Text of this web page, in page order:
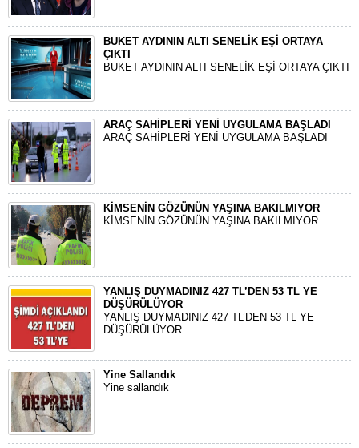
BUKET AYDININ ALTI SENELİK EŞİ ORTAYA
ÇIKTI
BUKET AYDININ ALTI SENELİK EŞİ ORTAYA ÇIKTI
ARAÇ SAHİPLERİ YENİ UYGULAMA BAŞLADI
ARAÇ SAHİPLERİ YENİ UYGULAMA BAŞLADI
KİMSENİN GÖZÜNÜN YAŞINA BAKILMIYOR
KİMSENİN GÖZÜNÜN YAŞINA BAKILMIYOR
YANLIŞ DUYMADINIZ 427 TL’DEN 53 TL YE
DÜŞÜRÜLÜYOR
YANLIŞ DUYMADINIZ 427 TL’DEN 53 TL YE
DÜŞÜRÜLÜYOR
Yine Sallandık
Yine sallandık